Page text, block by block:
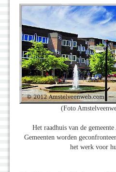
(Foto
Het raadhuis van de
Gemeenten worden
het werk voor